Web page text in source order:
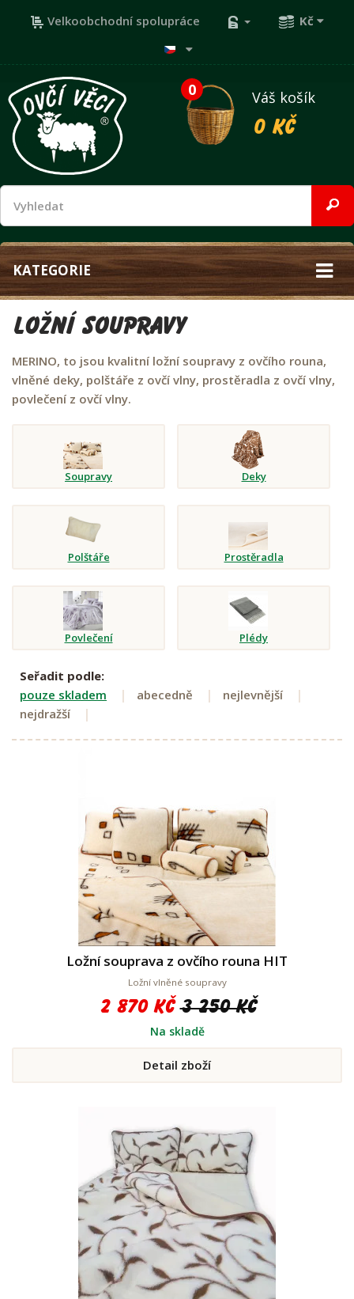
Velkoobchodní spolupráce Kč
0
Váš košík
0 Kč
KATEGORIE
LOŽNÍ SOUPRAVY
MERINO, to jsou kvalitní ložní soupravy z ovčího rouna,
vlněné deky, polštáře z ovčí vlny, prostěradla z ovčí vlny,
povlečení z ovčí vlny.
Soupravy Deky
Polštáře Prostěradla
Povlečení Plédy
Seřadit podle:
pouze skladem
abecedně
nejlevnější
nejdražší
Ložní souprava z ovčího rouna HIT
Ložní vlněné soupravy
2 870 Kč 3 250 Kč
Na skladě
Detail zboží